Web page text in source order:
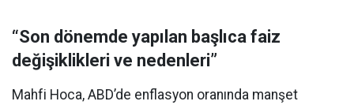
“Son dönemde yapılan başlıca faiz
değişiklikleri ve nedenleri”
Mahfi Hoca, ABD’de enflasyon oranında manşet